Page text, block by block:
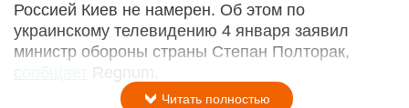
Россией Киев не намерен. Об этом по
украинскому телевидению 4 января заявил
министр обороны страны Степан Полторак,
сообщает
Regnum.
Читать полностью